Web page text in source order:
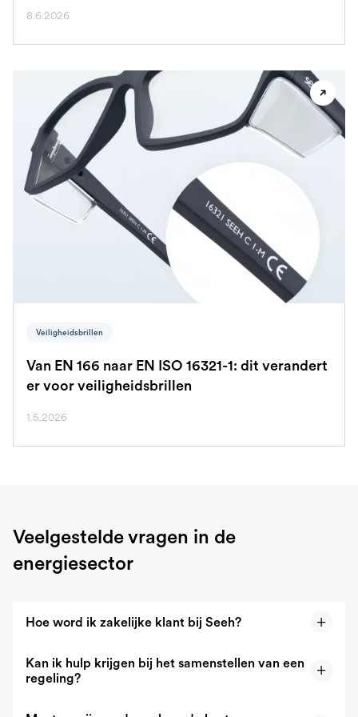
8.6.2026
Veiligheidsbrillen
Van EN 166 naar EN ISO 16321-1: dit verandert
er voor veiligheidsbrillen
1.5.2026
Veelgestelde vragen in de
energiesector
Hoe word ik zakelijke klant bij Seeh?
Klik eenvoudig op ‘Zakelijk account aanmaken’ op
onze website en volg de stappen. Binnen een paar
Kan ik hulp krijgen bij het samenstellen van een
regeling?